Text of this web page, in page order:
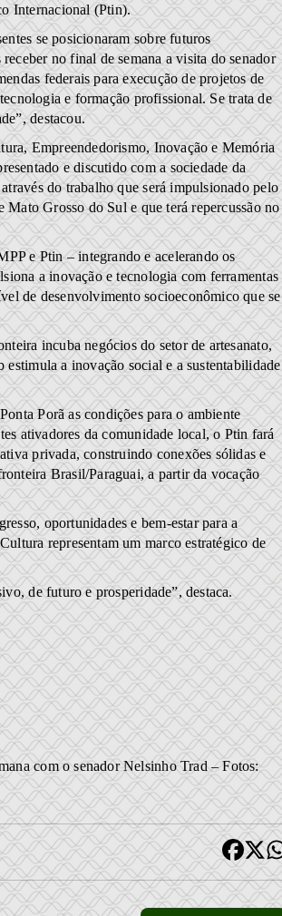
Internacional (Ptin).
se posicionaram sobre futuros
no final de semana a visita do senador
federais para execução de projetos de
e formação profissional. Se trata de
destacou.
Empreendedorismo, Inovação e Memória
e discutido com a sociedade da
do trabalho que será impulsionado pelo
Grosso do Sul e que terá repercussão no
e Ptin – integrando e acelerando os
a inovação e tecnologia com ferramentas
de desenvolvimento socioeconômico que se
incuba negócios do setor de artesanato,
a inovação social e a sustentabilidade
Porã as condições para o ambiente
ativadores da comunidade local, o Ptin fará
privada, construindo conexões sólidas e
Brasil/Paraguai, a partir da vocação
oportunidades e bem-estar para a
representam um marco estratégico de
de futuro e prosperidade”, destaca.
com o senador Nelsinho Trad – Fotos: